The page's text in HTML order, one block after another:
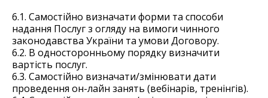
6.1. Самостійно визначати форми та способи
надання Послуг з огляду на вимоги чинного
законодавства України та умови Договору.
6.2. В односторонньому порядку визначити
вартість послуг.
6.3. Самостійно визначати/змінювати дати
проведення он-лайн занять (вебінарів, тренінгів).